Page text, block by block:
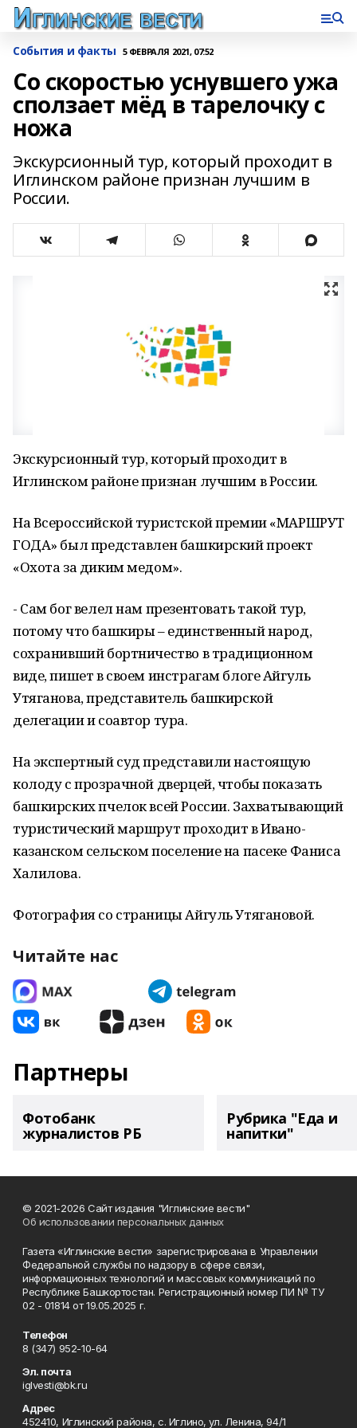
События и факты 5 ФЕВРАЛЯ 2021, 07:52
Со скоростью уснувшего ужа
сползает мёд в тарелочку с
ножа
Экскурсионный тур, который проходит в
Иглинском районе признан лучшим в
России.
Экскурсионный тур, который проходит в
Иглинском районе признан лучшим в России.
На Всероссийской туристской премии «МАРШРУТ
ГОДА» был представлен башкирский проект
«Охота за диким медом».
- Сам бог велел нам презентовать такой тур,
потому что башкиры – единственный народ,
сохранивший бортничество в традиционном
виде, пишет в своем инстрагам блоге Айгуль
Утяганова, представитель башкирской
делегации и соавтор тура.
На экспертный суд представили настоящую
колоду с прозрачной дверцей, чтобы показать
башкирских пчелок всей России. Захватывающий
туристический маршрут проходит в Ивано-
казанском сельском поселение на пасеке Фаниса
Халилова.
Фотография со страницы Айгуль Утягановой.
Читайте нас
Партнеры
Фотобанк
журналистов РБ
Рубрика "Еда и
напитки"
© 2021-2026 Сайт издания "Иглинские вести"
Об использовании персональных данных
Газета «Иглинские вести» зарегистрирована в Управлении
Федеральной службы по надзору в сфере связи,
информационных технологий и массовых коммуникаций по
Республике Башкортостан. Регистрационный номер ПИ № ТУ
02 - 01814 от 19.05.2025 г.
Телефон
8 (347) 952-10-64
Эл. почта
iglvesti@bk.ru
Адрес
452410, Иглинский района, с. Иглино, ул. Ленина, 94/1